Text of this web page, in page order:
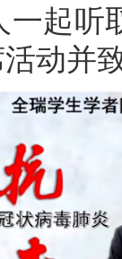
一起听
动并